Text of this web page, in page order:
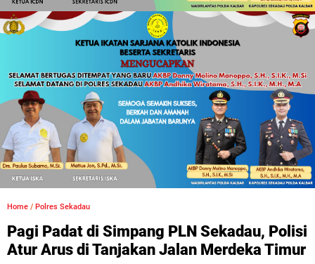
Home / Polres Sekadau
Pagi Padat di Simpang PLN Sekadau, Polisi
Atur Arus di Tanjakan Jalan Merdeka Timur